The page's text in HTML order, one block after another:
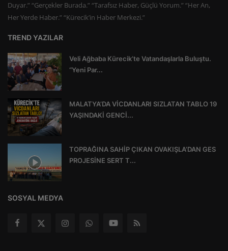
Duyar.” “Gerçekler Burada.” “Tarafsız Haber, Güçlü Yorum.” “Her An,
Her Yerde Haber.” “Kürecik’in Haber Merkezi.”
TREND YAZILAR
Veli Ağbaba Kürecik’te Vatandaşlarla Buluştu.
“Yeni Par...
MALATYA’DA VİCDANLARI SIZLATAN TABLO 19
YAŞINDAKİ GENCİ...
TOPRAĞINA SAHİP ÇIKAN OVAKIŞLA’DAN GES
PROJESİNE SERT T...
SOSYAL MEDYA